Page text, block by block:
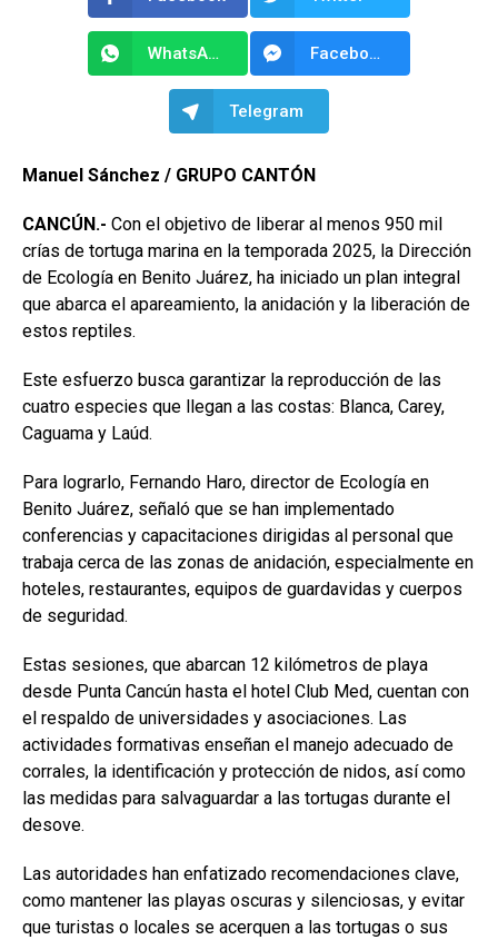
WhatsApp Facebook Messenger
Telegram
Manuel Sánchez / GRUPO CANTÓN
CANCÚN.- Con el objetivo de liberar al menos 950 mil
crías de tortuga marina en la temporada 2025, la Dirección
de Ecología en Benito Juárez, ha iniciado un plan integral
que abarca el apareamiento, la anidación y la liberación de
estos reptiles.
Este esfuerzo busca garantizar la reproducción de las
cuatro especies que llegan a las costas: Blanca, Carey,
Caguama y Laúd.
Para lograrlo, Fernando Haro, director de Ecología en
Benito Juárez, señaló que se han implementado
conferencias y capacitaciones dirigidas al personal que
trabaja cerca de las zonas de anidación, especialmente en
hoteles, restaurantes, equipos de guardavidas y cuerpos
de seguridad.
Estas sesiones, que abarcan 12 kilómetros de playa
desde Punta Cancún hasta el hotel Club Med, cuentan con
el respaldo de universidades y asociaciones. Las
actividades formativas enseñan el manejo adecuado de
corrales, la identificación y protección de nidos, así como
las medidas para salvaguardar a las tortugas durante el
desove.
Las autoridades han enfatizado recomendaciones clave,
como mantener las playas oscuras y silenciosas, y evitar
que turistas o locales se acerquen a las tortugas o sus